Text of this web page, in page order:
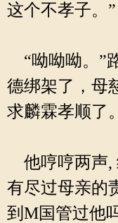
这个不孝子。”
“呦呦呦。”
德绑架了，母
求麟霖孝顺了
他哼哼两声,
有尽过母亲的
到M国管过他